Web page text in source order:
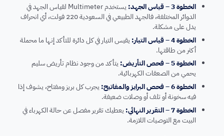
الخطوة 3 – قياس الجهد:
يستخدم Multimeter لقياس الجهد في
الدوائر المختلفة، فالجهد الطبيعي في السعودية 220 فولت، أي انحراف
يدل على مشكلة.
الخطوة 4 – قياس التيار:
يقيس التيار في كل دائرة للتأكد إنها ما محملة
أكثر من طاقتها.
الخطوة 5 – فحص التأريض:
يتأكد من وجود نظام تأريض سليم
يحمي من الصعقات الكهربائية.
الخطوة 6 – فحص البرايز والمفاتيح:
يجرب كل بريز ومفتاح، يشوف إذا
فيه سخونة أو تلف أو وصلات ضعيفة.
الخطوة 7 – التقرير النهائي:
يعطيك تقرير مفصل عن حالة الكهرباء في
البيت مع التوصيات اللازمة.